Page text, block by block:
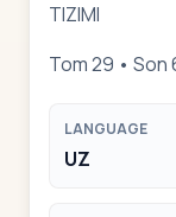
TIZIMI
Tom 29 • Son
LANGUAGE
UZ